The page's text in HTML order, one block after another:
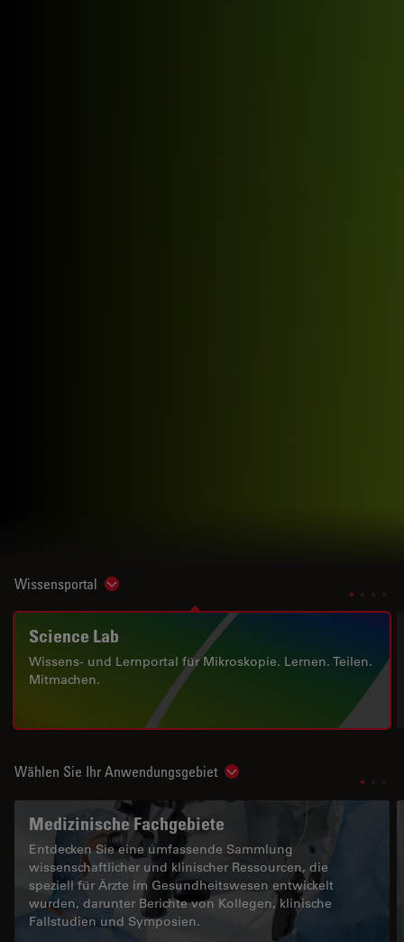
Wissensportal Show subnavigation
Science Lab
Wissens- und Lernportal für Mikroskopie. Lernen. Teilen.
Mitmachen.
Wählen Sie Ihr Anwendungsgebiet Show subnavigation
Medizinische Fachgebiete
Entdecken Sie eine umfassende Sammlung
wissenschaftlicher und klinischer Ressourcen, die
speziell für Ärzte im Gesundheitswesen entwickelt
wurden, darunter Berichte von Kollegen, klinische
Fallstudien und Symposien.